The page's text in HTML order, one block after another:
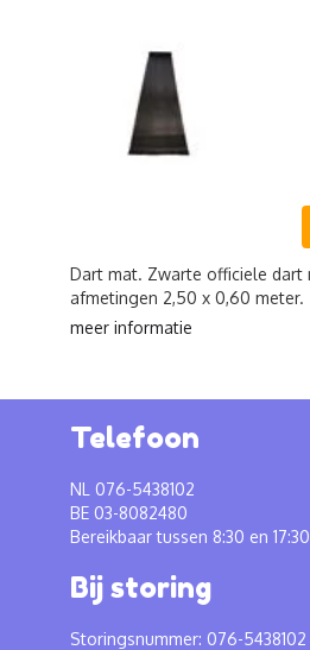
Dart mat. Zwarte officiele dart
afmetingen 2,50 x 0,60 meter.
meer informatie
Telefoon
NL 076-5438102
BE 03-8082480
Bereikbaar tussen 8:30 en
Bij storing
Storingsnummer: 076-5438102